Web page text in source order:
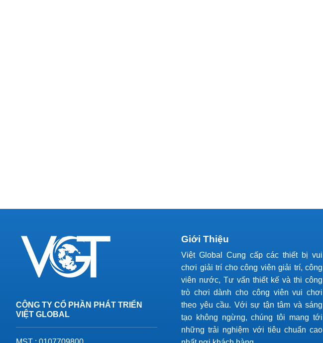
CÔNG TY CỔ PHẦN PHÁT TRIỂN
VIỆT GLOBAL
Giới Thiệu
Việt Global Cung cấp các thiết bị vui
chơi giải trí cho công viên giải trí, công
viên nước, Tư vấn thiết kế và thi công
trò chơi dành cho công viên vui chơi
theo yêu cầu. Với sự tận tâm và sáng
tạo không ngừng, chúng tôi mang tới
những trải nghiệm với tiêu chuẩn cao